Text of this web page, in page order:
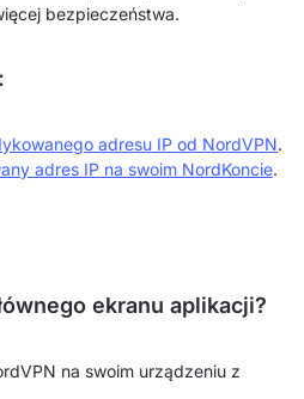
bezpieczeństwa.
adresu IP od NordVPN.
adres IP na swoim NordKoncie.
ekranu aplikacji?
na swoim urządzeniu z